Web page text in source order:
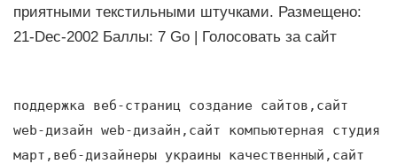
приятными текстильными штучками. Размещено:
21-Dec-2002 Баллы: 7 Go | Голосовать за сайт
поддержка веб-страниц создание сайтов,сайт
web-дизайн web-дизайн,сайт компьютерная студия
март,веб-дизайнеры украины качественный,сайт